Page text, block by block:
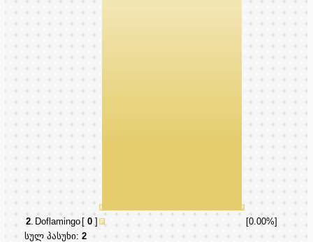
2. Doflamingo [ 0]
[0.00%]
სულ პასუხი: 2